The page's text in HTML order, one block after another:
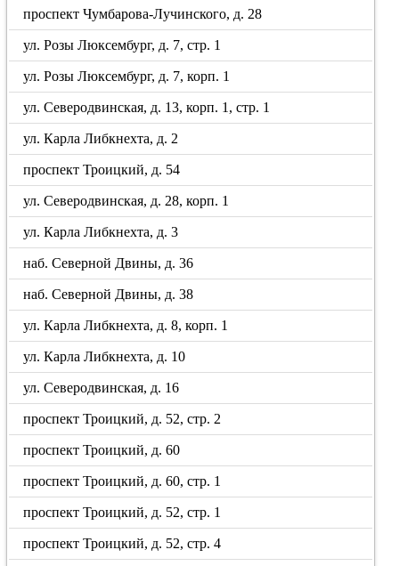
проспект Чумбарова-Лучинского, д. 28
ул. Розы Люксембург, д. 7, стр. 1
ул. Розы Люксембург, д. 7, корп. 1
ул. Северодвинская, д. 13, корп. 1, стр. 1
ул. Карла Либкнехта, д. 2
проспект Троицкий, д. 54
ул. Северодвинская, д. 28, корп. 1
ул. Карла Либкнехта, д. 3
наб. Северной Двины, д. 36
наб. Северной Двины, д. 38
ул. Карла Либкнехта, д. 8, корп. 1
ул. Карла Либкнехта, д. 10
ул. Северодвинская, д. 16
проспект Троицкий, д. 52, стр. 2
проспект Троицкий, д. 60
проспект Троицкий, д. 60, стр. 1
проспект Троицкий, д. 52, стр. 1
проспект Троицкий, д. 52, стр. 4